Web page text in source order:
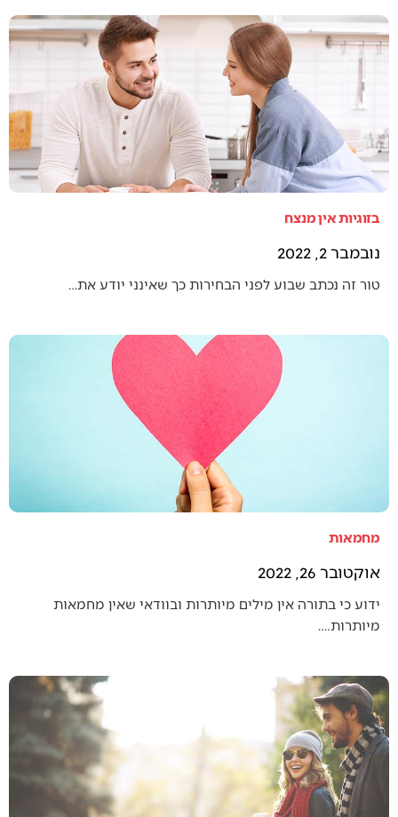
בזוגיות אין מנצח
נובמבר 2, 2022
טור זה נכתב שבוע לפני הבחירות כך שאינני יודע את…
מחמאות
אוקטובר 26, 2022
ידוע כי בתורה אין מילים מיותרות ובוודאי שאין מחמאות
מיותרות.…